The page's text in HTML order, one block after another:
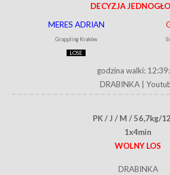
DECYZJA
MERES ADRIAN
Grappling Kraków
LOSE
godzina walki:
DRABINKA
PK / J / M / 56,7kg/
1x4min
WOLNY LOS
DRABINKA